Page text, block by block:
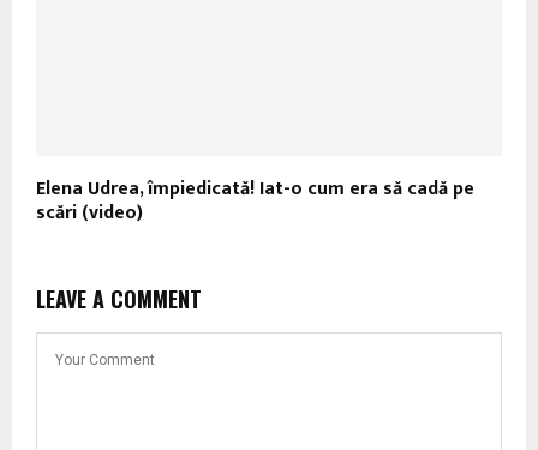
Elena Udrea, împiedicată! Iat-o cum era să cadă pe
scări (video)
LEAVE A COMMENT